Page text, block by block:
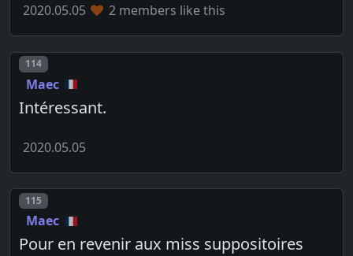
2020.05.05 2 members like this
Post number
114
Maec
Intéressant.
2020.05.05
Post number
115
Maec
Pour en revenir aux miss suppositoires